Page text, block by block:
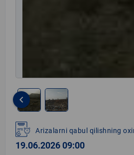
1
of
2
keyboard_arrow_left
Arizalarni qabul qilishning
19.06.2026 09:00